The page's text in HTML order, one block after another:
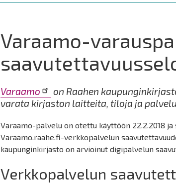
Varaamo-
Varaamo
on Raahen
varata kirjaston laitteita, tiloja ja
Varaamo-palvelu on otettu käyttöön 22.2.2018
Varaamo.raahe.fi-verkkopalvelun
kaupunginkirjasto on arvioinut digipalvelun
Verkkopalvelun